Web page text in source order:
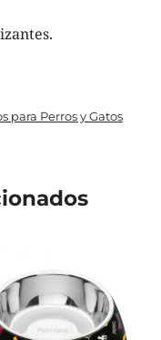
para Perros y Gatos